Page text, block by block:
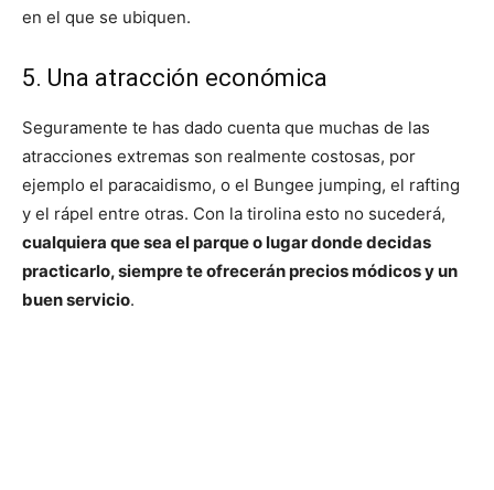
en el que se ubiquen.
5. Una atracción económica
Seguramente te has dado cuenta que muchas de las
atracciones extremas son realmente costosas, por
ejemplo el paracaidismo, o el Bungee jumping, el rafting
y el rápel entre otras. Con la tirolina esto no sucederá,
cualquiera que sea el parque o lugar donde decidas
practicarlo, siempre te ofrecerán precios módicos y un
buen servicio.